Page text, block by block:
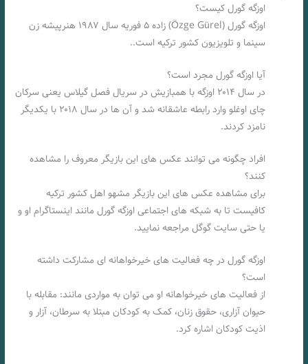
اوزگه گورل کیست؟
اوزگه گورل (Özge Gürel‎) زاده ۵ فوریه سال ۱۹۸۷ هنرپیشه زن
سینما و تلویزیون کشور ترکیه است..
آیا اوزگه گورل مجرد است؟
در سال ۲۰۱۴ اوزگه با همبازیش در سریال فصل گیلاس یعنی سرکان
چای اوغلو وارد رابطه عاشقانه شد و آن ها در سال ۲۰۱۸ با یکدیگر
نامزد کردند.
افراد چگونه می توانند عکس های این بازیگر معروف را مشاهده
کنند؟
برای مشاهده عکس های این بازیگر مشهو اهل کشور ترکیه
کافیست تا به شبکه های اجتماعی اوزگه گورل مانند اینستاگرام او و
یا حتی سایت گوگل مراجعه نمایید.
اوزگه گورل در چه فعالیت های خیرخواهانه ای مشارکت داشته
است؟
از فعالیت های خیرخواهانه او می توان به مواردی مانند: مقابله با
حیوان آزاری، حقوق زنان، کمک به کودکان مبتلا به سرطان، آزار و
اذیت کودکان اشاره کرد.